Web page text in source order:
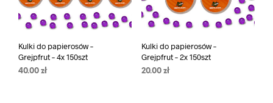
Kulki do papierosów –
Grejpfrut – 4x 150szt
40.00 zł
Kulki do papierosów –
Grejpfrut – 2x 150szt
20.00 zł